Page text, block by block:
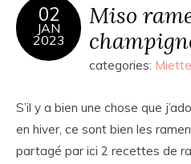
02
JAN
2023
Miso
categories:
S’il y a bien une chose que
en hiver, ce sont bien les
partagé par ici 2 recettes de